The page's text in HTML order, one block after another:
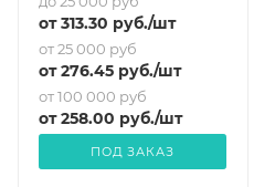
от313.30 руб./шт
от 25 000 руб
от276.45 руб./шт
от 100 000 руб
от258.00 руб./шт
ПОД ЗАКАЗ